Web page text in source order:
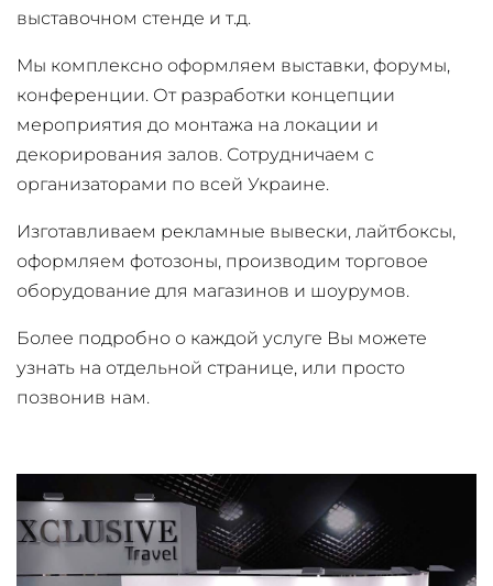
выставочном стенде и т.д.
Мы комплексно оформляем выставки, форумы,
конференции. От разработки концепции
мероприятия до монтажа на локации и
декорирования залов. Сотрудничаем с
организаторами по всей Украине.
Изготавливаем рекламные вывески, лайтбоксы,
оформляем фотозоны, производим торговое
оборудование для магазинов и шоурумов.
Более подробно о каждой услуге Вы можете
узнать на отдельной странице, или просто
позвонив нам.